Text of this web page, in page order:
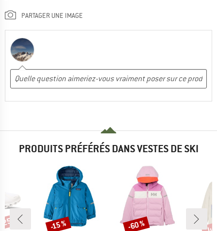
PARTAGER UNE IMAGE
PRODUITS PRÉFÉRÉS DANS VESTES DE SKI
% Remise
-15 % Remise
-60 %